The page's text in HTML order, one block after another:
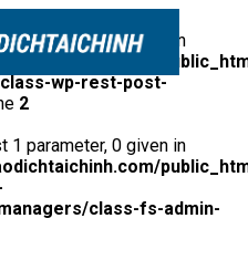
1 parameter, 0 given in
wp-rest-post-
2
1 parameter, 0 given in
class-fs-admin-